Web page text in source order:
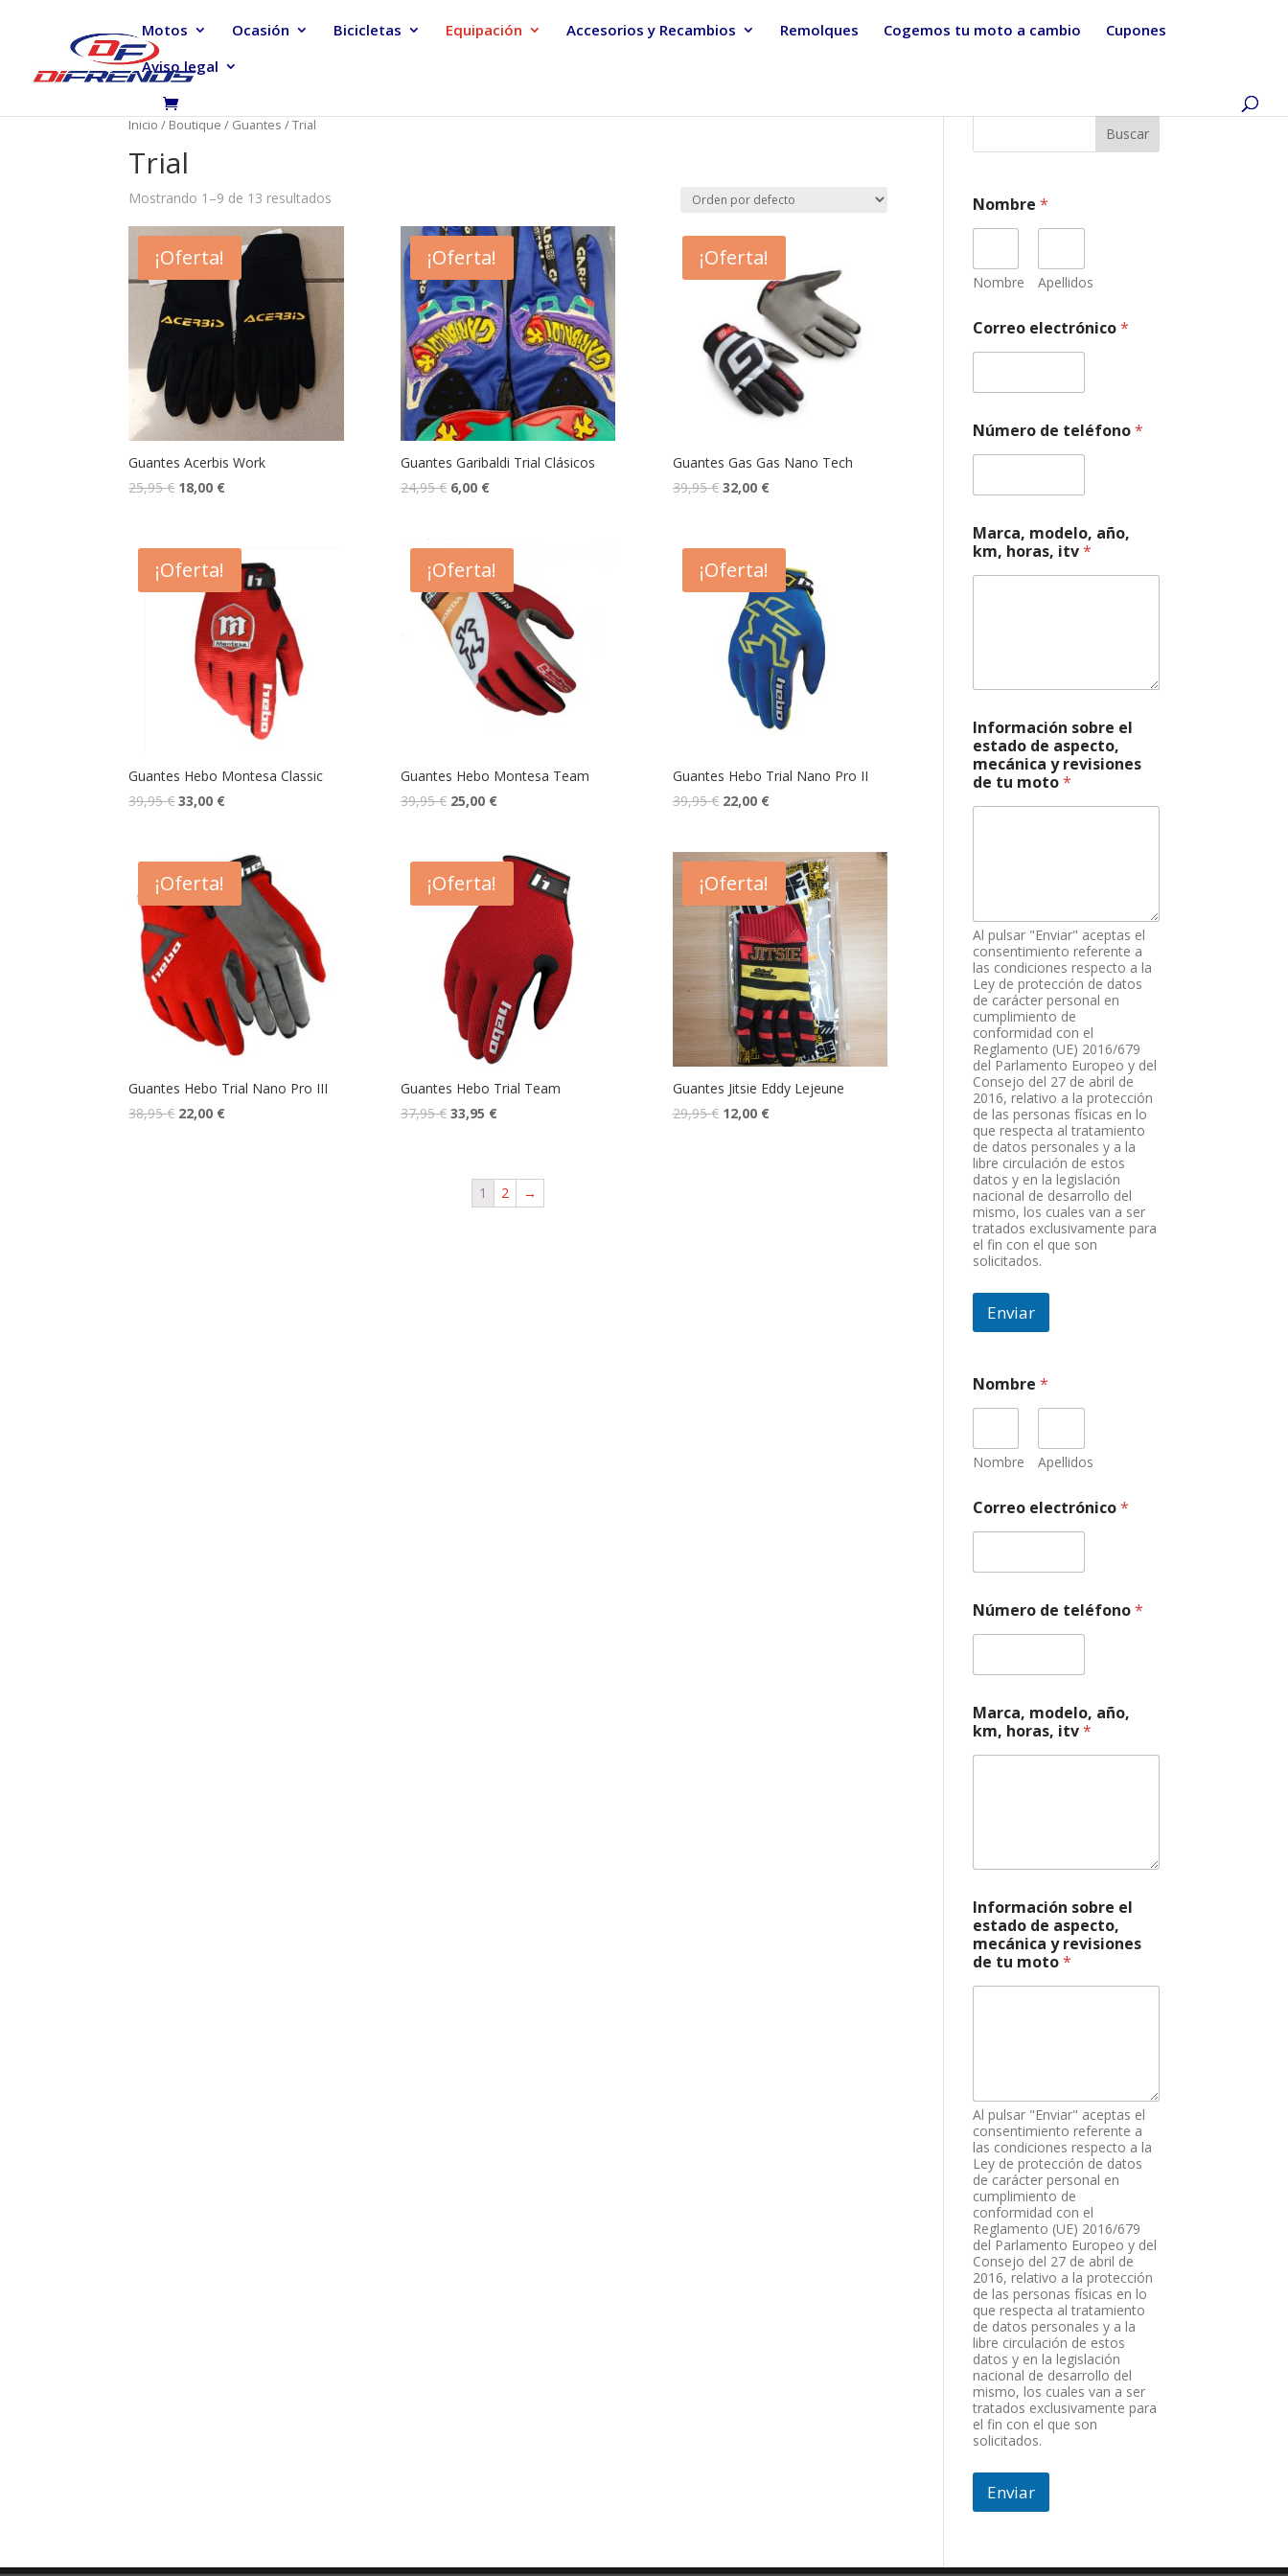
Motos Ocasión Bicicletas Equipación Accesorios y Recambios Remolques Cogemos tu moto a cambio
Cupones
Aviso legal
Inicio / Boutique / Guantes / Trial
Trial
Mostrando 1–9 de 13 resultados
¡Oferta!
Guantes Acerbis Work
25,95€ 18,00 €
¡Oferta!
Guantes Garibaldi Trial Clásicos
24,95€ 6,00 €
¡Oferta!
Guantes Gas Gas Nano Tech
39,95€ 32,00 €
¡Oferta!
Guantes Hebo Montesa Classic
39,95€ 33,00 €
¡Oferta!
Guantes Hebo Montesa Team
39,95€ 25,00 €
¡Oferta!
Guantes Hebo Trial Nano Pro II
39,95€ 22,00 €
¡Oferta!
Guantes Hebo Trial Nano Pro III
38,95€ 22,00 €
¡Oferta!
Guantes Hebo Trial Team
37,95€ 33,95 €
¡Oferta!
Guantes Jitsie Eddy Lejeune
29,95€ 12,00 €
1 2 →
Buscar
Nombre*
Nombre Apellidos
Correo electrónico*
e
a
o
m
o
t
o
Número de teléfono*
Marca, modelo, año,
km, horas, itv*
Información sobre el
estado de aspecto,
mecánica y revisiones
de tu moto*
Al pulsar "Enviar" aceptas el
consentimiento referente a
las condiciones respecto a la
Ley de protección de datos
de carácter personal en
cumplimiento de
conformidad con el
Reglamento (UE) 2016/679
del Parlamento Europeo y del
Consejo del 27 de abril de
2016, relativo a la protección
de las personas físicas en lo
que respecta al tratamiento
de datos personales y a la
libre circulación de estos
datos y en la legislación
nacional de desarrollo del
mismo, los cuales van a ser
tratados exclusivamente para
el fin con el que son
solicitados.
Enviar
Nombre*
Nombre Apellidos
Correo electrónico*
Número de teléfono*
Marca, modelo, año,
km, horas, itv*
a
r
c
a
,
Información sobre el
estado de aspecto,
mecánica y revisiones
de tu moto*
Al pulsar "Enviar" aceptas el
consentimiento referente a
las condiciones respecto a la
Ley de protección de datos
de carácter personal en
cumplimiento de
conformidad con el
Reglamento (UE) 2016/679
del Parlamento Europeo y del
Consejo del 27 de abril de
2016, relativo a la protección
de las personas físicas en lo
que respecta al tratamiento
de datos personales y a la
libre circulación de estos
datos y en la legislación
nacional de desarrollo del
mismo, los cuales van a ser
tratados exclusivamente para
el fin con el que son
solicitados.
Enviar